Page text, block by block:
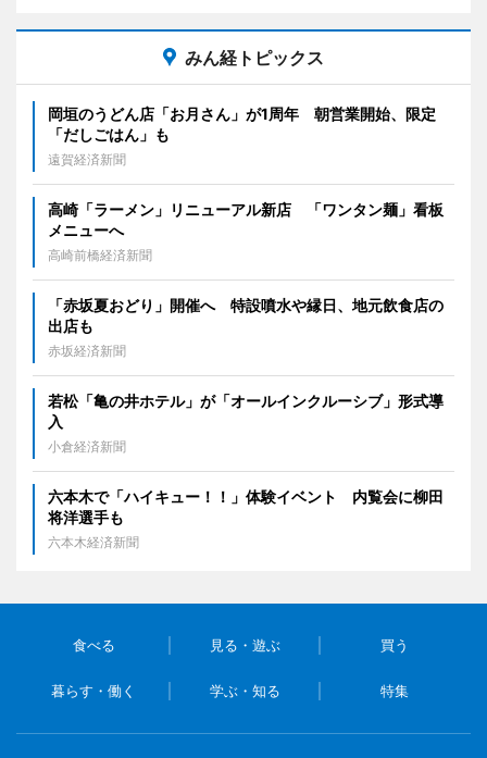
みん経トピックス
岡垣のうどん店「お月さん」が1周年 朝営業開始、限定
「だしごはん」も
遠賀経済新聞
高崎「ラーメン」リニューアル新店 「ワンタン麺」看板
メニューへ
高崎前橋経済新聞
「赤坂夏おどり」開催へ 特設噴水や縁日、地元飲食店の
出店も
赤坂経済新聞
若松「亀の井ホテル」が「オールインクルーシブ」形式導
入
小倉経済新聞
六本木で「ハイキュー！！」体験イベント 内覧会に柳田
将洋選手も
六本木経済新聞
食べる 見る・遊ぶ 買う
暮らす・働く 学ぶ・知る 特集